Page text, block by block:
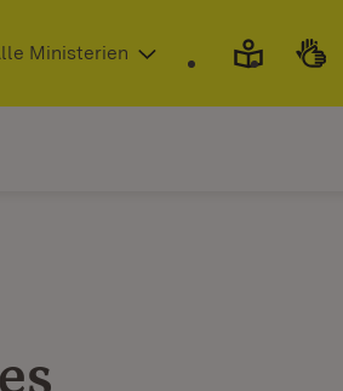
neuem Fenster)
Ministerien